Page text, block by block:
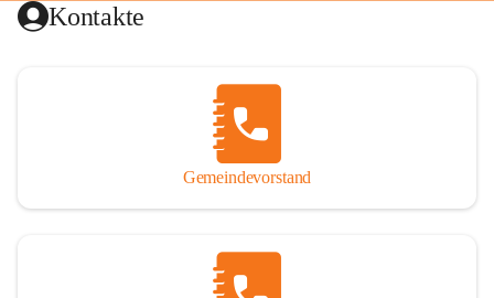
Kontakte
Gemeindevorstand